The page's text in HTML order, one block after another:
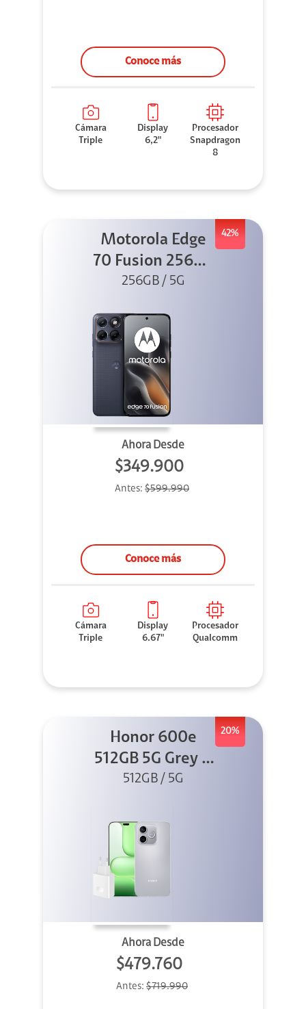
Conoce más
Cámara
Triple
Display
6,2"
Procesador
Snapdragon
8
42%
Motorola Edge
70 Fusion 256GB
Azul
256GB / 5G
Ahora Desde
$349.900
Antes: $599.990
Conoce más
Cámara
Triple
Display
6.67"
Procesador
Qualcomm
20%
Honor 600e
512GB 5G Grey +
45W
512GB / 5G
Ahora Desde
$479.760
Antes: $719.990